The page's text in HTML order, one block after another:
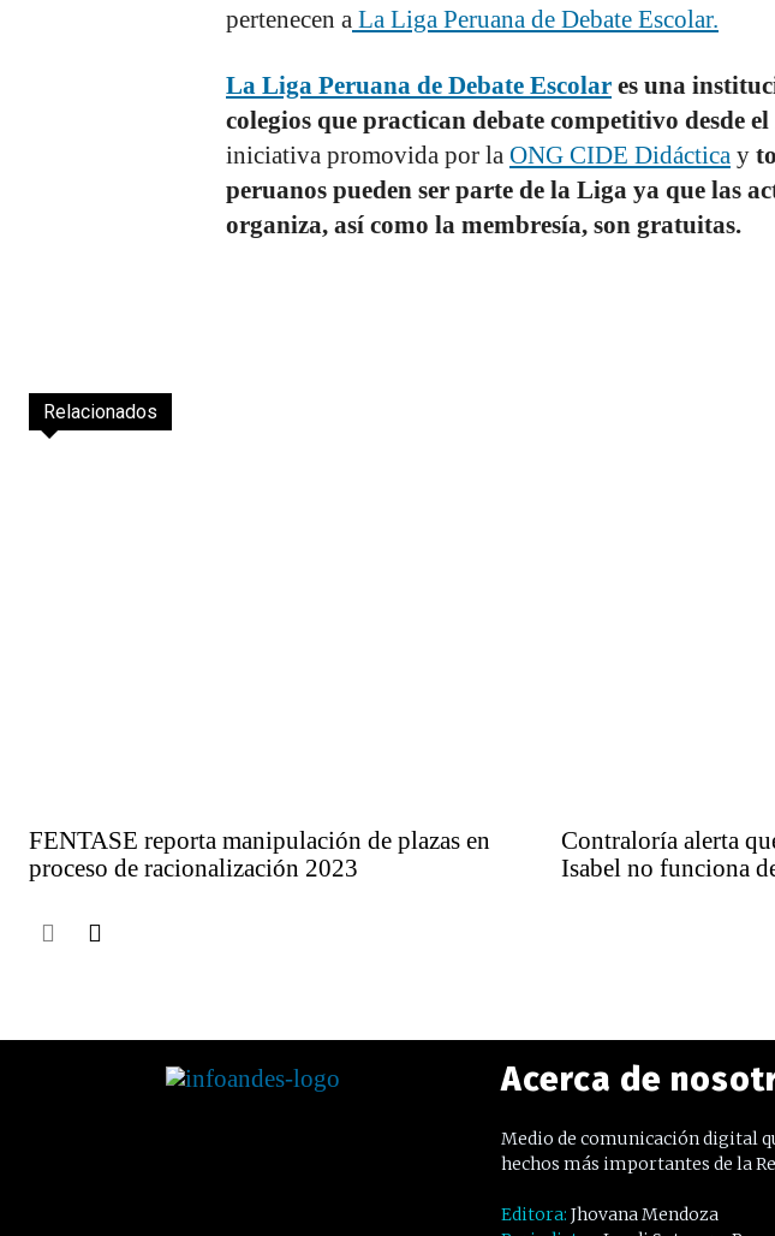
pertenecen a La Liga Peruana de Debate Escolar.
La Liga Peruana de Debate Escolar es una
colegios que practican debate competitivo desde el
iniciativa promovida por la ONG CIDE Didáctica y
peruanos pueden ser parte de la Liga ya que las
organiza, así como la membresía, son gratuitas.
Relacionados
FENTASE reporta manipulación de plazas en
proceso de racionalización 2023
Contraloría alerta
Isabel no funciona
Acerca de
Medio de comunicación digital
hechos más importantes de la
Editora: Jhovana Mendoza